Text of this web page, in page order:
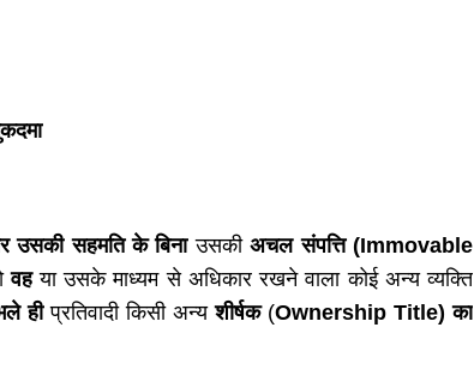
उसकी सहमति के बिनाउसकीअचल संपत्ति (Immovable
वहया उसके माध्यम से अधिकार रखने वाला कोई अन्य व्यक्ति
हीप्रतिवादी किसी अन्यशीर्षक (Ownership Title) का